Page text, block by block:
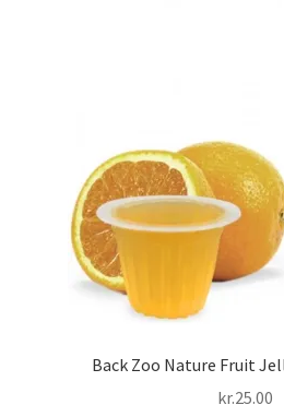
Back Zoo Nature Fruit
kr.25.00